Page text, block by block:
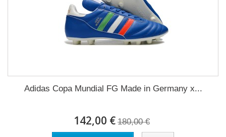
Adidas Copa Mundial FG Made in Germany x...
142,00 € 180,00 €